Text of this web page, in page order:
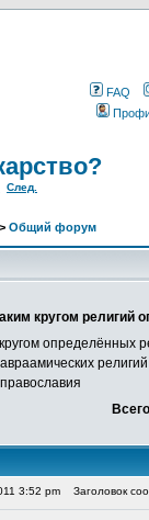
FAQ
След.
Общий форум
кругом религий
определённых
3:52 pm Заголовок